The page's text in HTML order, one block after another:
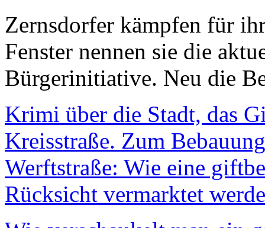
Zernsdorfer kämpfen für
Fenster nennen sie die
Bürgerinitiative. Neu die
Krimi über die Stadt, das
Kreisstraße. Zum
Werftstraße: Wie eine
Rücksicht vermarktet